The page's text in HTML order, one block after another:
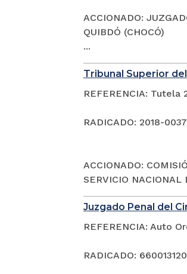
ACCIONADO:
QUIBDÓ (CHOCÓ)
...
Tribunal Superior
REFERENCIA: Tutela
RADICADO: 2018-
ACCIONADO:
SERVICIO NACIONAL
Juzgado Penal del
REFERENCIA: Auto
RADICADO: